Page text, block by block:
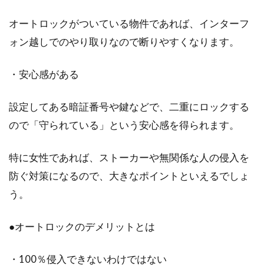
コンクリートでできた駐車場は、とても美しく
間隔を上手に活かす方法
みです。一定の間隔で柱を建てることで、安定
オートロックがついている物件であれば、インターフ
ォン越しでのやり取りなので断りやすくなります。
・安心感がある
設定してある暗証番号や鍵などで、二重にロックする
ので「守られている」という安心感を得られます。
特に女性であれば、ストーカーや無関係な人の侵入を
防ぐ対策になるので、大きなポイントといえるでしょ
う。
●オートロックのデメリットとは
・100％侵入できないわけではない